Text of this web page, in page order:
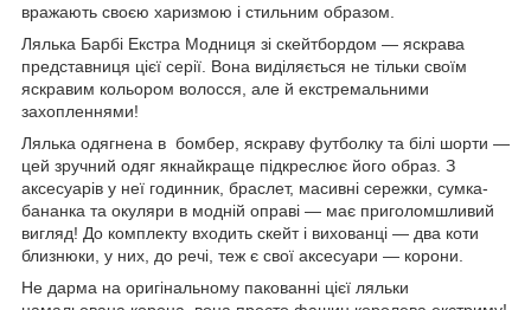
вражають своєю харизмою і стильним образом.
Лялька Барбі Екстра Модниця зі скейтбордом — яскрава
представниця цієї серії. Вона виділяється не тільки своїм
яскравим кольором волосся, але й екстремальними
захопленнями!
Лялька одягнена в бомбер, яскраву футболку та білі шорти —
цей зручний одяг якнайкраще підкреслює його образ. З
аксесуарів у неї годинник, браслет, масивні сережки, сумка-
бананка та окуляри в модній оправі — має приголомшливий
вигляд! До комплекту входить скейт і вихованці — два коти
близнюки, у них, до речі, теж є свої аксесуари — корони.
Не дарма на оригінальному пакованні цієї ляльки